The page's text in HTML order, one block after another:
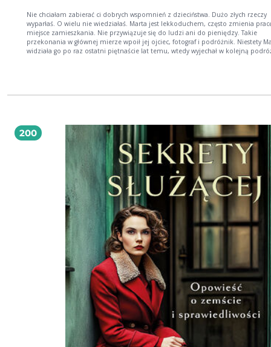
Nie chciałam zabierać ci dobrych wspomnień z dzieciństwa. Dużo złych rzeczy
wyparłaś. O wielu nie wiedziałaś. Marta jest lekkoduchem, często zmienia pracę i
miejsce zamieszkania. Nie przywiązuje się do ludzi ani do pieniędzy. Takie
przekonania w głównej mierze wpoił jej ojciec, fotograf i podróżnik. Niestety
widziała go po raz ostatni piętnaście lat temu, wtedy wyjechał w kolejną
rodziną: depresyjną żoną Helene oraz trzyletnim synkiem Victorem. Marta
rodzina jest bardzo specyficzna. W dodatku wkrótce wychodzi na jaw, że
gosposia zniknęła nagle w niewyjaśnionych okolicznościach
200